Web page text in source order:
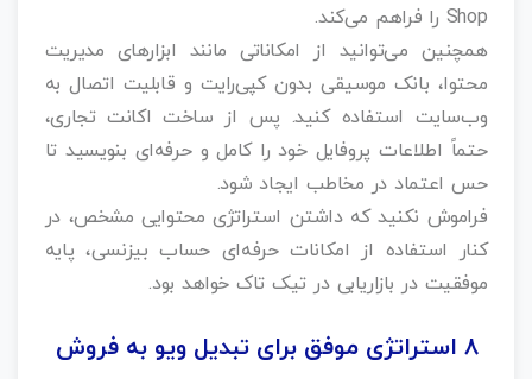
Shop را فراهم می‌کند.
همچنین می‌توانید از امکاناتی مانند ابزارهای مدیریت
محتوا، بانک موسیقی بدون کپی‌رایت و قابلیت اتصال به
وب‌سایت استفاده کنید. پس از ساخت اکانت تجاری،
حتماً اطلاعات پروفایل خود را کامل و حرفه‌ای بنویسید تا
حس اعتماد در مخاطب ایجاد شود.
فراموش نکنید که داشتن استراتژی محتوایی مشخص، در
کنار استفاده از امکانات حرفه‌ای حساب بیزنسی، پایه
موفقیت در بازاریابی در تیک تاک خواهد بود.
۸ استراتژی موفق برای تبدیل ویو به فروش